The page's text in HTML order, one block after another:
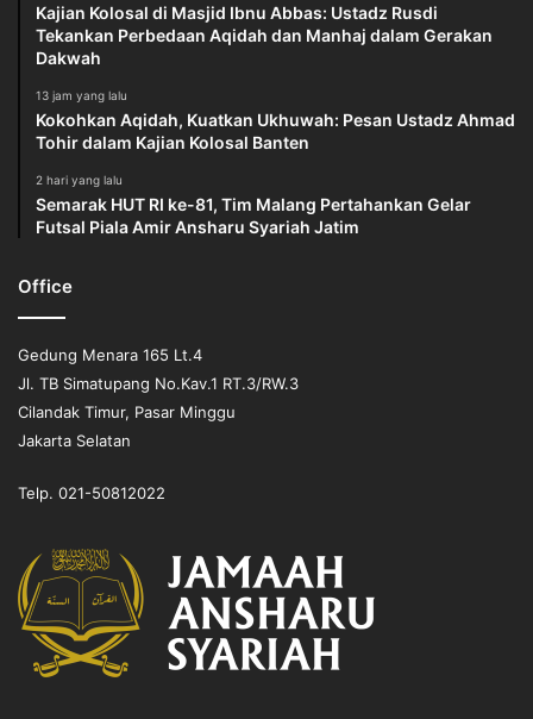
Kajian Kolosal di Masjid Ibnu Abbas: Ustadz Rusdi
Tekankan Perbedaan Aqidah dan Manhaj dalam Gerakan
Dakwah
13 jam yang lalu
Kokohkan Aqidah, Kuatkan Ukhuwah: Pesan Ustadz Ahmad
Tohir dalam Kajian Kolosal Banten
2 hari yang lalu
Semarak HUT RI ke-81, Tim Malang Pertahankan Gelar
Futsal Piala Amir Ansharu Syariah Jatim
Office
Gedung Menara 165 Lt.4
Jl. TB Simatupang No.Kav.1 RT.3/RW.3
Cilandak Timur, Pasar Minggu
Jakarta Selatan
Telp. 021-50812022